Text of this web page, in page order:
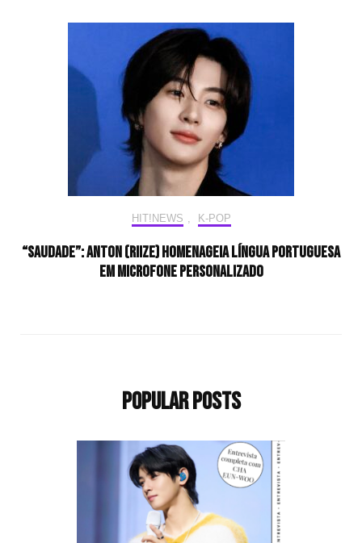
HIT!NEWS , K-POP
“Saudade”: ANTON (RIIZE) homenageia língua portuguesa
em microfone personalizado
Popular Posts